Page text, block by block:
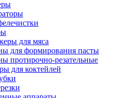
для мяса
для формирования пасты
протирочно-резательные
для коктейлей